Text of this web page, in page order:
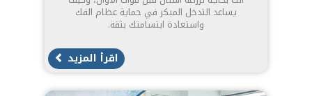
يساعد التدخل المبكر في حماية عظام الفك
واستعادة ابتسامتك بثقة.
اقرأ المزيد